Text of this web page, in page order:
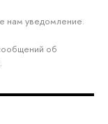
нам уведомление.
об